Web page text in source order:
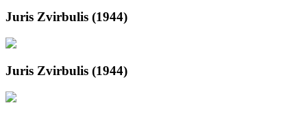
Juris Zvirbulis (1944)
Juris Zvirbulis (1944)